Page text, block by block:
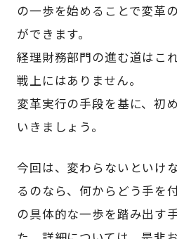
の一歩を始めることで変革
ができます。
経理財務部門の進む道はこ
戦上にはありません。
変革実行の手段を基に、初
いきましょう。
今回は、変わらないといけ
るのなら、何からどう手を
の具体的な一歩を踏み出す